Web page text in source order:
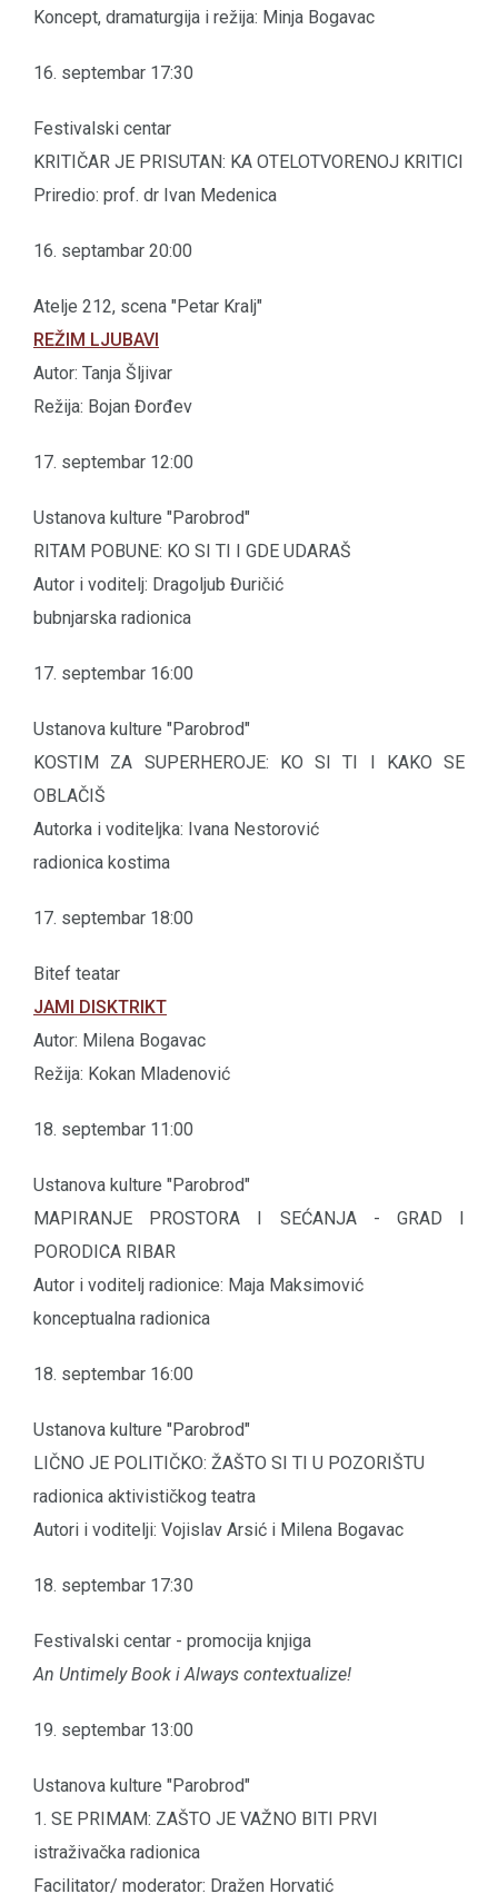
Koncept, dramaturgija i režija: Minja Bogavac
16. septembar 17:30
Festivalski centar
KRITIČAR JE PRISUTAN: KA OTELOTVORENOJ KRITICI
Priredio: prof. dr Ivan Medenica
16. septambar 20:00
Atelje 212, scena "Petar Kralj"
REŽIM LJUBAVI
Autor: Tanja Šljivar
Režija: Bojan Đorđev
17. septembar 12:00
Ustanova kulture "Parobrod"
RITAM POBUNE: KO SI TI I GDE UDARAŠ
Autor i voditelj: Dragoljub Đuričić
bubnjarska radionica
17. septembar 16:00
Ustanova kulture "Parobrod"
KOSTIM ZA SUPERHEROJE: KO SI TI I KAKO SE
OBLAČIŠ
Autorka i voditeljka: Ivana Nestorović
radionica kostima
17. septembar 18:00
Bitef teatar
JAMI DISKTRIKT
Autor: Milena Bogavac
Režija: Kokan Mladenović
18. septembar 11:00
Ustanova kulture "Parobrod"
MAPIRANJE PROSTORA I SEĆANJA - GRAD I
PORODICA RIBAR
Autor i voditelj radionice: Maja Maksimović
konceptualna radionica
18. septembar 16:00
Ustanova kulture "Parobrod"
LIČNO JE POLITIČKO: ŽAŠTO SI TI U POZORIŠTU
radionica aktivističkog teatra
Autori i voditelji: Vojislav Arsić i Milena Bogavac
18. septembar 17:30
Festivalski centar - promocija knjiga
An Untimely Book i Always contextualize!
19. septembar 13:00
Ustanova kulture "Parobrod"
1. SE PRIMAM: ZAŠTO JE VAŽNO BITI PRVI
istraživačka radionica
Facilitator/ moderator: Dražen Horvatić